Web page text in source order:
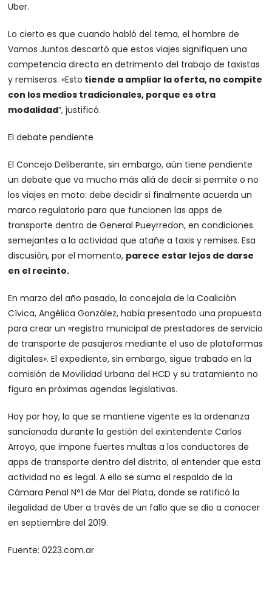
Uber.
Lo cierto es que cuando habló del tema, el hombre de
Vamos Juntos descartó que estos viajes signifiquen una
competencia directa en detrimento del trabajo de taxistas
y remiseros. «Esto tiende a ampliar la oferta, no compite
con los medios tradicionales, porque es otra
modalidad”, justificó.
El debate pendiente
El Concejo Deliberante, sin embargo, aún tiene pendiente
un debate que va mucho más allá de decir si permite o no
los viajes en moto: debe decidir si finalmente acuerda un
marco regulatorio para que funcionen las apps de
transporte dentro de General Pueyrredon, en condiciones
semejantes a la actividad que atañe a taxis y remises. Esa
discusión, por el momento, parece estar lejos de darse
en el recinto.
En marzo del año pasado, la concejala de la Coalición
Cívica, Angélica González, había presentado una propuesta
para crear un «registro municipal de prestadores de servicio
de transporte de pasajeros mediante el uso de plataformas
digitales». El expediente, sin embargo, sigue trabado en la
comisión de Movilidad Urbana del HCD y su tratamiento no
figura en próximas agendas legislativas.
Hoy por hoy, lo que se mantiene vigente es la ordenanza
sancionada durante la gestión del exintendente Carlos
Arroyo, que impone fuertes multas a los conductores de
apps de transporte dentro del distrito, al entender que esta
actividad no es legal. A ello se suma el respaldo de la
Cámara Penal N°1 de Mar del Plata, donde se ratificó la
ilegalidad de Uber a través de un fallo que se dio a conocer
en septiembre del 2019.
Fuente: 0223.com.ar